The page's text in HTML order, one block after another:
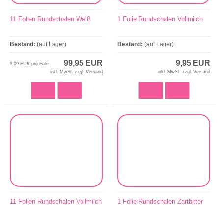
11 Folien Rundschalen Weiß
Bestand: (auf Lager)
99,95 EUR
9,09 EUR pro Folie
inkl. MwSt. zzgl. Versand
1 Folie Rundschalen Vollmilch
Bestand: (auf Lager)
9,95 EUR
inkl. MwSt. zzgl. Versand
11 Folien Rundschalen Vollmilch 1 Folie Rundschalen Zartbitter